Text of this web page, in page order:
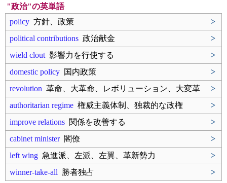
"政治"の英単語
policy 方針、政策
>
political contributions 政治献金
>
wield clout 影響力を行使する
>
domestic policy 国内政策
>
revolution 革命、大革命、レボリューション、大変革
>
authoritarian regime 権威主義体制、独裁的な政権
>
improve relations 関係を改善する
>
cabinet minister閣僚
>
left wing 急進派、左派、左翼、革新勢力
>
winner-take-all 勝者独占 >